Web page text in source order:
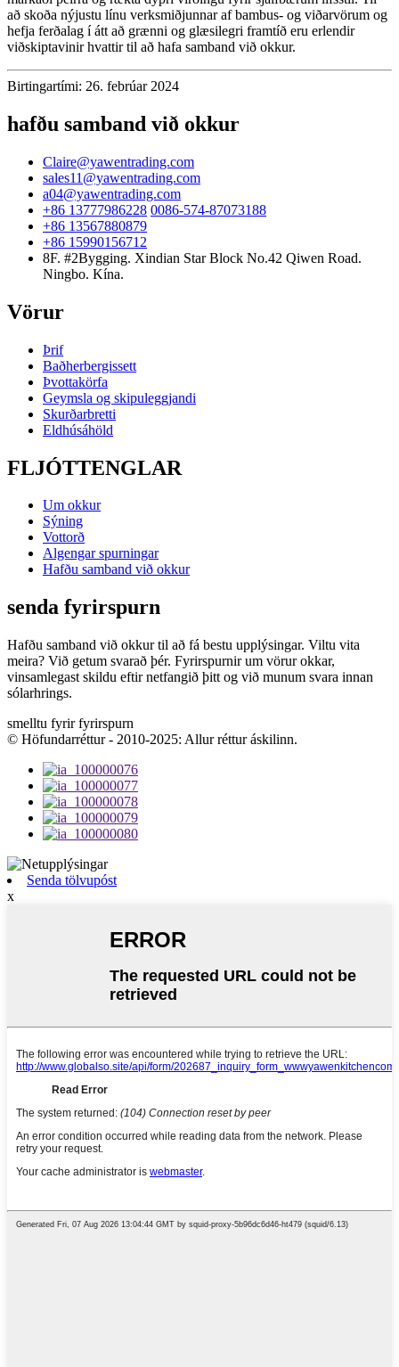
að skoða nýjustu línu verksmiðjunnar af bambus- og viðarvörum og
hefja ferðalag í átt að grænni og glæsilegri framtíð eru erlendir
viðskiptavinir hvattir til að hafa samband við okkur.
Birtingartími: 26. febrúar 2024
hafðu samband við okkur
Claire@yawentrading.com
sales11@yawentrading.com
a04@yawentrading.com
+86 13777986228 0086-574-87073188
+86 13567880879
+86 15990156712
8F. #2Bygging. Xindian Star Block No.42 Qiwen Road.
Ningbo. Kína.
Vörur
Þrif
Baðherbergissett
Þvottakörfa
Geymsla og skipuleggjandi
Skurðarbretti
Eldhúsáhöld
FLJÓTTENGLAR
Um okkur
Sýning
Vottorð
Algengar spurningar
Hafðu samband við okkur
senda fyrirspurn
Hafðu samband við okkur til að fá bestu upplýsingar. Viltu vita
meira? Við getum svarað þér. Fyrirspurnir um vörur okkar,
vinsamlegast skildu eftir netfangið þitt og við munum svara innan
sólarhrings.
smelltu fyrir fyrirspurn
© Höfundarréttur - 2010-2025: Allur réttur áskilinn.
Senda tölvupóst
x